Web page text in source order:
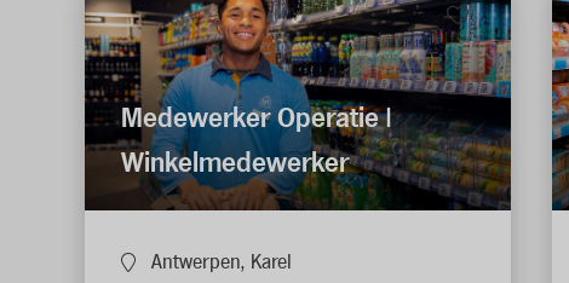
Medewerker Operatie |
Winkelmedewerker
Antwerpen, Karel